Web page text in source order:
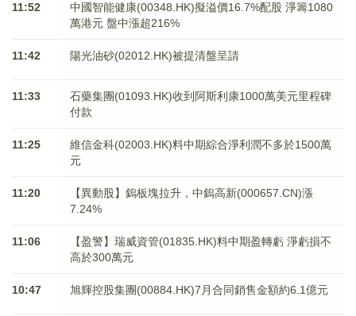
11:52
中國智能健康(00348.HK)擬溢價16.7%配股 淨籌1080
萬港元 ​​​​​​​盤中漲超216%
11:42 陽光油砂(02012.HK)被提清盤呈請
11:33
石藥集團(01093.HK)收到阿斯利康1000萬美元里程碑
付款
11:25
維信金科(02003.HK)料中期綜合淨利潤不多於1500萬
元
11:20
【異動股】鎢板塊拉升，中鎢高新(000657.CN)漲
7.24%
11:06
【盈警】瑞威資管(01835.HK)料中期盈轉虧 淨虧損不
高於300萬元
10:47 旭輝控股集團(00884.HK)7月合同銷售金額約6.1億元